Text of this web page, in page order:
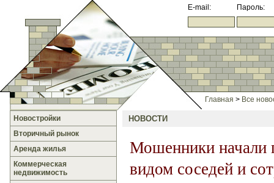
E-mail: Пароль:
Главная > Все
Новостройки
Вторичный рынок
Аренда жилья
Коммерческая
недвижимость
НОВОСТИ
Мошенники начали
видом соседей и